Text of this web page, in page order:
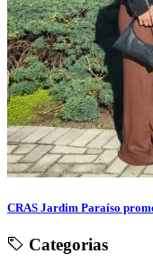
CRAS Jardim Paraíso
Categorias